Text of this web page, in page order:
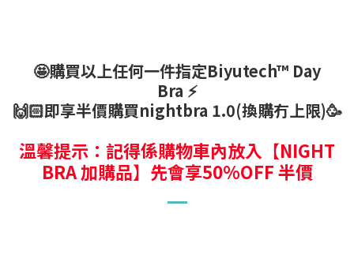
🤩購買以上任何一件指定Biyutech™ Day
Bra ⚡
🙌🏻即享半價購買nightbra 1.0(換購冇上限)🥳
溫馨提示：記得係購物車內放入 【NIGHT
BRA 加購品】 先會享50%OFF 半價